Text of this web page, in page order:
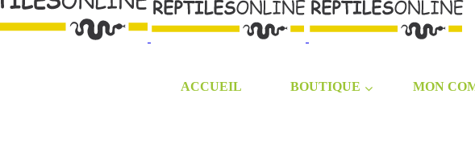
ACCUEIL BOUTIQUE MON